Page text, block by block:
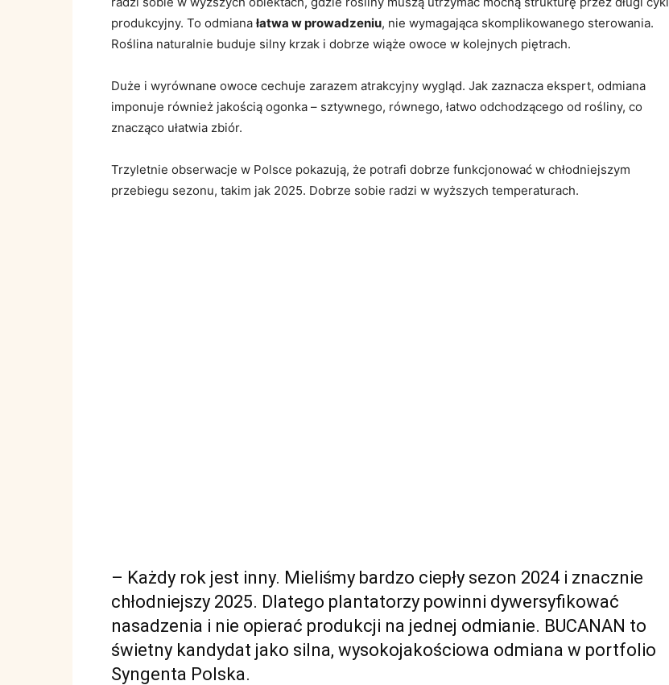
produkcyjny. To odmiana łatwa w prowadzeniu, nie wymagająca skomplikowanego sterowania.
Roślina naturalnie buduje silny krzak i dobrze wiąże owoce w kolejnych piętrach.
Duże i wyrównane owoce cechuje zarazem atrakcyjny wygląd. Jak zaznacza ekspert, odmiana
imponuje również jakością ogonka – sztywnego, równego, łatwo odchodzącego od rośliny, co
znacząco ułatwia zbiór.
Trzyletnie obserwacje w Polsce pokazują, że potrafi dobrze funkcjonować w chłodniejszym
przebiegu sezonu, takim jak 2025. Dobrze sobie radzi w wyższych temperaturach.
– Każdy rok jest inny. Mieliśmy bardzo ciepły sezon 2024 i znacznie
chłodniejszy 2025. Dlatego plantatorzy powinni dywersyfikować
nasadzenia i nie opierać produkcji na jednej odmianie. BUCANAN to
świetny kandydat jako silna, wysokojakościowa odmiana w portfolio
Syngenta Polska.